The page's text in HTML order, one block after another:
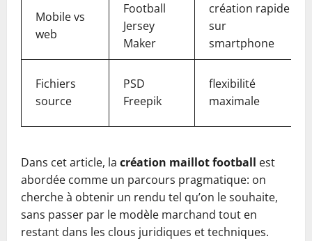
Mobile vs
web
Football
Jersey
Maker
création rapide
sur
smartphone
Fichiers
source
PSD
Freepik
flexibilité
maximale
Dans cet article, la création maillot football est
abordée comme un parcours pragmatique: on
cherche à obtenir un rendu tel qu’on le souhaite,
sans passer par le modèle marchand tout en
restant dans les clous juridiques et techniques.